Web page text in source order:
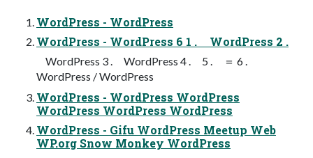
WordPress - WordPress
WordPress - WordPress 6 1 . WordPress 2 .
WordPress 3 . WordPress 4 . 5 . ＝ 6 .
WordPress / WordPress
WordPress - WordPress WordPress
WordPress WordPress WordPress
WordPress - Gifu WordPress Meetup Web
WP.org Snow Monkey WordPress